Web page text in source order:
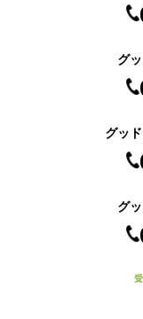
グ
グッ
グ